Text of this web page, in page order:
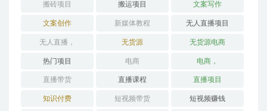
搬砖项目 搬运项目 文案写作
文案创作 新媒体教程 无人直播项目
无人直播， 无货源 无货源电商
热门项目 电商 电商，
直播带货 直播课程 直播项目
知识付费 短视频带货 短视频赚钱